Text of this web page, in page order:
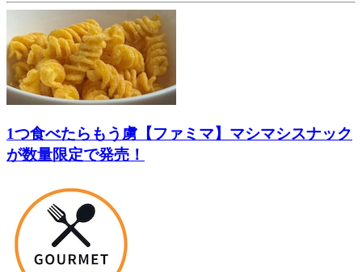
1つ食べたらもう虜【ファミマ】マシマシスナック
が数量限定で発売！